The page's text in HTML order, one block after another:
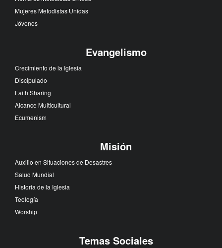
Mujeres Metodistas Unidas
Jóvenes
Evangelismo
Crecimiento de la Iglesia
Discipulado
Faith Sharing
Alcance Multicultural
Ecumenism
Misión
Auxilio en Situaciones de Desastres
Salud Mundial
Historia de la Iglesia
Teología
Worship
Temas Sociales